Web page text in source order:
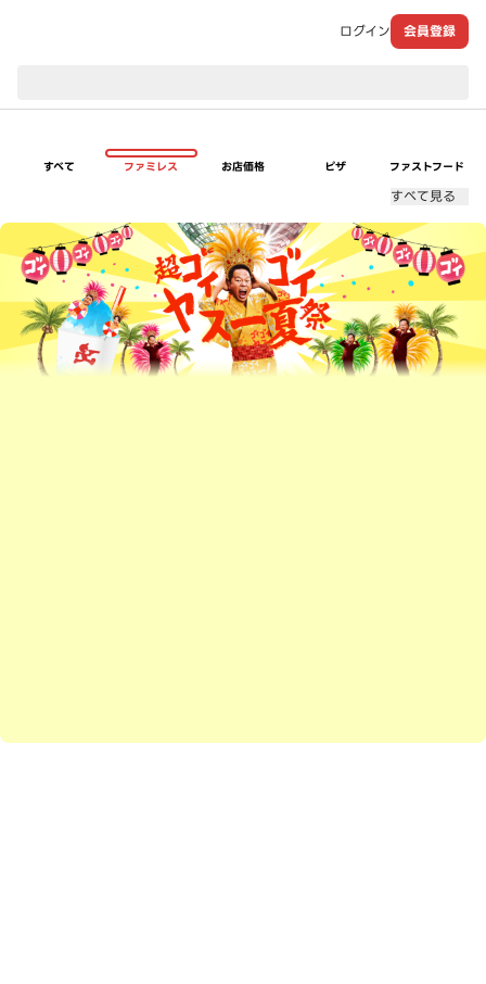
ログイン 会員登録
すべて ファミレス お店価格 ピザ ファストフード
すべて見る
超ゴイゴイヤスー夏祭